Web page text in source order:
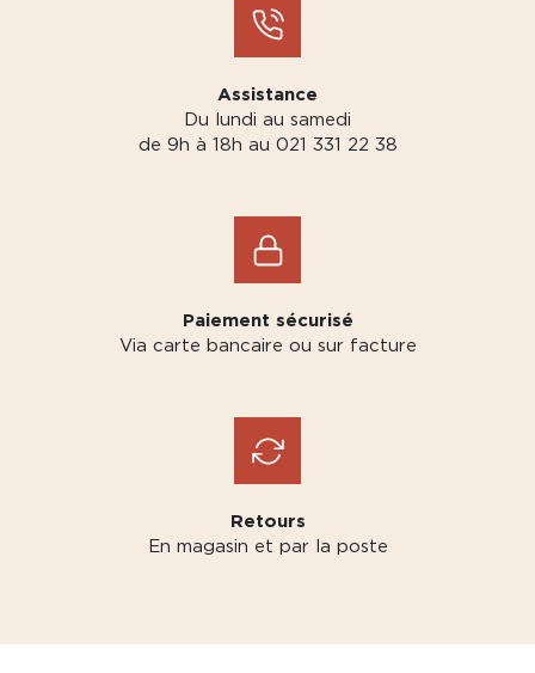
Assistance
Du lundi au samedi
de 9h à 18h au 021 331 22 38
Paiement sécurisé
Via carte bancaire ou sur facture
Retours
En magasin et par la poste